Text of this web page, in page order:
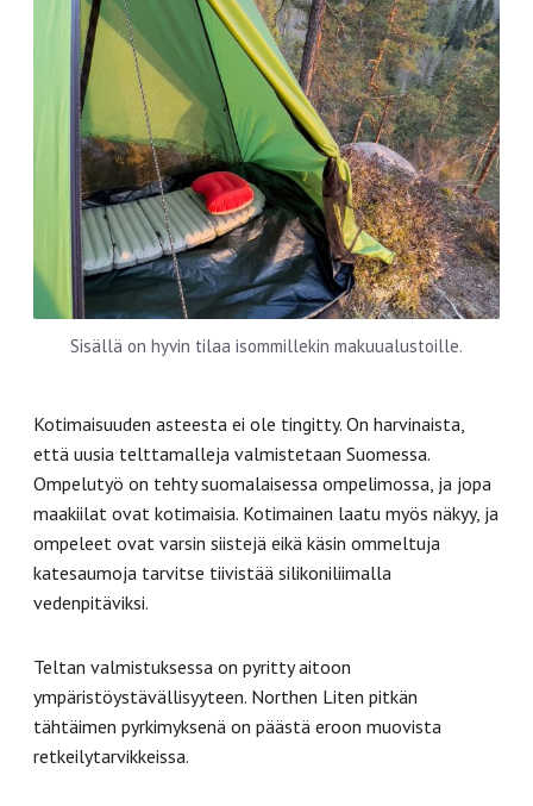
Sisällä on hyvin tilaa isommillekin makuualustoille.
Kotimaisuuden asteesta ei ole tingitty. On harvinaista,
että uusia telttamalleja valmistetaan Suomessa.
Ompelutyö on tehty suomalaisessa ompelimossa, ja jopa
maakiilat ovat kotimaisia. Kotimainen laatu myös näkyy, ja
ompeleet ovat varsin siistejä eikä käsin ommeltuja
katesaumoja tarvitse tiivistää silikoniliimalla
vedenpitäviksi.
Teltan valmistuksessa on pyritty aitoon
ympäristöystävällisyyteen. Northen Liten pitkän
tähtäimen pyrkimyksenä on päästä eroon muovista
retkeilytarvikkeissa.